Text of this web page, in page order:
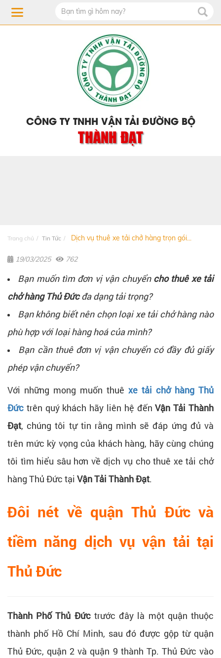
CÔNG TY TNHH VẬN TẢI ĐƯỜNG BỘ
THÀNH ĐẠT
Trang chủ Tin Tức Dịch vụ thuê xe tải chở hàng trọn gói...
19/03/2025 762
Bạn muốn tìm đơn vị vận chuyển cho thuê xe tải
chở hàng Thủ Đứcđa dạng tải trọng?
Bạn không biết nên chọn loại xe tải chở hàng nào
phù hợp với loại hàng hoá của mình?
Bạn cần thuê đơn vị vận chuyển có đầy đủ giấy
phép vận chuyển?
Với những mong muốn thuê xe tải chở hàng Thủ
Đức trên quý khách hãy liên hệ đếnVận Tải Thành
Đạt, chúng tôi tự tin rằng mình sẽ đáp ứng đủ và
trên mức kỳ vọng của khách hàng, hãy cùng chúng
tôi tìm hiểu sâu hơn về dịch vụ cho thuê xe tải chở
hàng Thủ Đức tại Vận Tải Thành Đạt.
Đôi nét về quận Thủ Đức và
tiềm năng dịch vụ vận tải tại
Thủ Đức
Thành Phố Thủ Đứctrước đây là một quận thuộc
thành phố Hồ Chí Minh, sau đó được gộp từ quận
Thủ Đức, quận 2 và quận 9 thành Tp. Thủ Đức vào